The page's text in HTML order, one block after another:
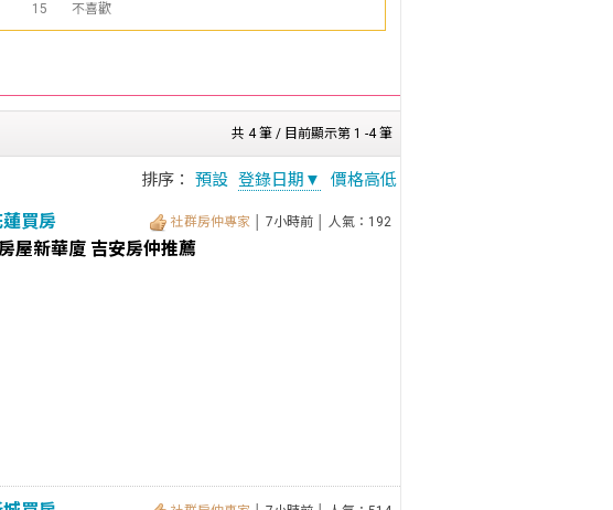
15 不喜歡
共 4 筆 / 目前顯示第 1 -4 筆
排序： 預設 登錄日期▼ 價格高低
買房 社群房仲專家 │ 7小時前 │ 人氣：192
屋新華廈 吉安房仲推薦